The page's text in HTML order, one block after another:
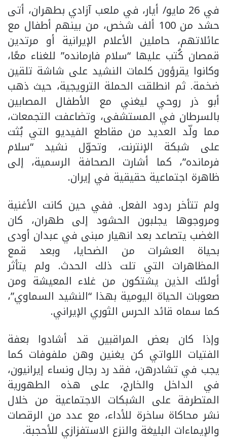
في 26 مايو/ أيار، في ملعب آزادي بطهران، أتى
حشد من 100 ألف شخص، من بينهم أطفال مع
عائلاتهم، حاملين الأعلام الإيرانية أو مرتدين
قمصان كُتب عليها “سلام فارمانده” للغناء معًا،
وكانوا يقرؤون كلمات النشيد على شاشة تلقين
ضخمة. ثم انطلقت الحملة الترويجية، حيث ذهب
أبو ذر روحي ليغني مع الأطفال المصابين
بالسرطان في المستشفى، وتضاعفت التجمعات،
مما ولّد العديد من مقاطع الفيديو التي بُثت
على شبكة الإنترنت، وتحوّل نشيد “سلام
فرمانده”، كما أشارت الصحافة الرسمية، إلى
ظاهرة اجتماعية حقيقية في إيران.
ولم تتأخر ردود الفعل. ففي حين كانت الأغنية
ومروجوها يجلبون الحشود إلى طهران، كان
الغضب يتصاعد بعد انهيار مبنى في عبدان أودى
بحياة العشرات من الضحايا، وبعد قمع
المظاهرات التي تلت ذلك الحدث. ولم يتأثر
أولئك الذين يشتكون من غلاء المعيشة ومن
صعوبات الحياة اليومية بهذا “النشيد السماوي”،
كما سماه قائد الحرس الثوري الإيراني.
وإذا كان بعض المراقبين قد أشادوا بعفة
الفتيات اللواتي كن يغنين وهن ملفوفات كما
يجب في تشادرهن، فقد رد رجال ونساء إيرانيون،
في الداخل والخارج، على هذه الطهورية
المتطرفة على الشبكات الاجتماعية من خلال
نشر محاكاة ساخرة للأداء، مع عدد من الرقصات
والإيماءات البليغة والنزع الاستفزازي للأحجبة.